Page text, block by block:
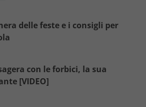
delle feste e i consigli per
con le forbici, la sua
[VIDEO]